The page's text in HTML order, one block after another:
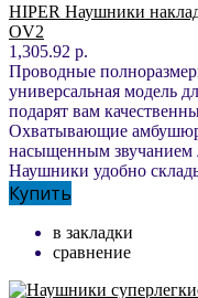
HIPER Наушники
OV2
1,305.92 р.
Проводные
универсальная модель
подарят вам
Охватывающие
насыщенным
Наушники удобно
Купить
в закладки
сравнение